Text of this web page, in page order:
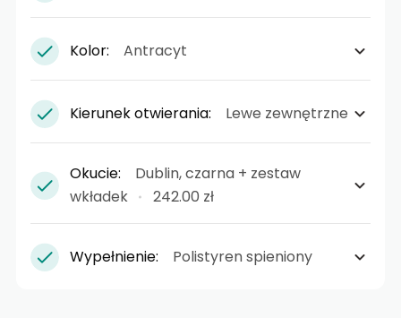
Kolor: Antracyt
Kierunek otwierania: Lewe zewnętrzne
Okucie:
Dublin, czarna + zestaw
wkładek
242.00 zł
Wypełnienie: Polistyren spieniony